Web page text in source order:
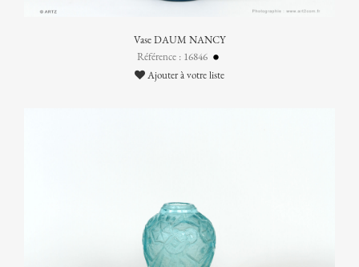
Vase DAUM NANCY
Référence : 16846
Ajouter à votre liste